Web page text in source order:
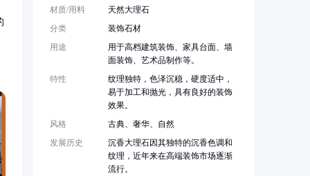
材质/用料
天然大理石
分类
装饰石材
用途
用于高档建筑装饰、家具台面、墙
面装饰、艺术品制作等。
特性
纹理独特，色泽沉稳，硬度适中，
易于加工和抛光，具有良好的装饰
效果。
风格
古典、奢华、自然
发展历史
沉香大理石因其独特的沉香色调和
纹理，近年来在高端装饰市场逐渐
流行。